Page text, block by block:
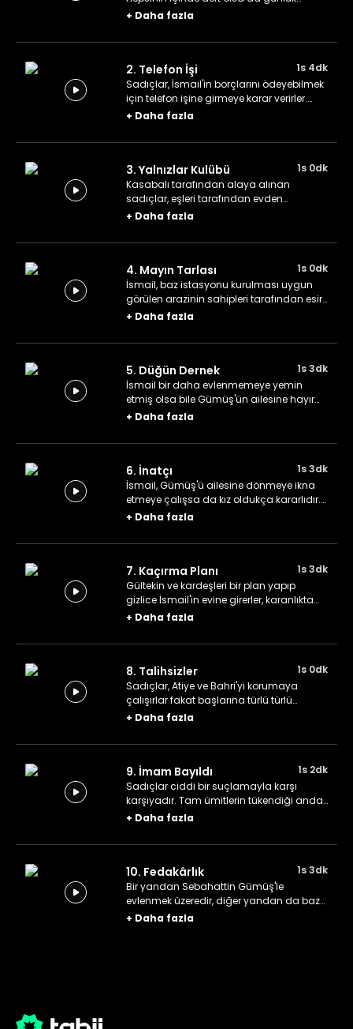
hayatlarına devam eden sadıçlar, hayır
öğrenirler.
+ Daha fazla
2. Telefon İşi
1s 4dk
Sadıçlar, İsmail'in borçlarını ödeyebilmek
için telefon işine girmeye karar verirler.
Kasabalıların dikkatini çekemeyen
da medyanın gücünü kullanmaya karar
+ Daha fazla
3. Yalnızlar Kulübü
1s 0dk
Kasabalı tarafından alaya alınan
sadıçlar, eşleri tarafından evden
kovuldukları için İsmail'in yanında,
için baz istasyonu arazisine bakmaya
tepkiyle karşılar.
+ Daha fazla
4. Mayın Tarlası
1s 0dk
İsmail, baz istasyonu kurulması uygun
görülen arazinin sahipleri tarafından esir
alınır. Sadıçlar bir yandan İsmail'i
üzerlerine çekmemeye çalışırlar.
+ Daha fazla
5. Düğün Dernek
1s 3dk
İsmail bir daha evlenmemeye yemin
etmiş olsa bile Gümüş'ün ailesine hayır
diyemez. Fakat Hicabi Makasçı, kızı ve
sinirli olduğu için İsmail ve Gümüş'ün
+ Daha fazla
6. İnatçı
1s 3dk
İsmail, Gümüş'ü ailesine dönmeye ikna
etmeye çalışsa da kız oldukça kararlıdır.
Bu sırada sadıçları, özellikle de Bahri'yi
Evlendirilmek üzere olan Atiye meselesi.
+ Daha fazla
7. Kaçırma Planı
1s 3dk
Gültekin ve kardeşleri bir plan yapıp
gizlice İsmail'in evine girerler, karanlıkta
Gümüş'ü bir halıya sarıp kaçırırlar. Ancak
Bu karışıklıktan sonra kasabada işler
+ Daha fazla
8. Talihsizler
1s 0dk
Sadıçlar, Atiye ve Bahri'yi korumaya
çalışırlar fakat başlarına türlü türlü
talihsizlikler gelir. Bu sırada Gümüş ise
kasabada gerine gerine gezerek nispet
+ Daha fazla
9. İmam Bayıldı
1s 2dk
Sadıçlar ciddi bir suçlamayla karşı
karşıyadır. Tam ümitlerin tükendiği anda
kasabanın biricik imamı Mehmet Ali Hoca,
istemez ve devreye girer.
+ Daha fazla
10. Fedakârlık
1s 3dk
Bir yandan Sebahattin Gümüş'le
evlenmek üzeredir, diğer yandan da baz
istasyonu elden gitmek üzeredir. Artık
+ Daha fazla